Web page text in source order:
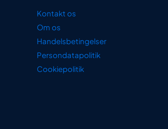
Kontakt os
Om os
Handelsbetingelser
Persondatapolitik
Cookiepolitik